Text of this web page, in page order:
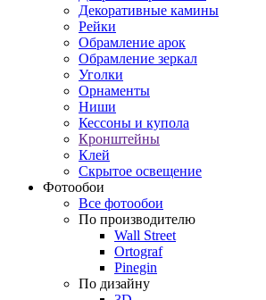
Декоративные камины
Рейки
Обрамление арок
Обрамление зеркал
Уголки
Орнаменты
Ниши
Кессоны и купола
Кронштейны
Клей
Скрытое освещение
Фотообои
Все фотообои
По производителю
Wall Street
Ortograf
Pinegin
По дизайну